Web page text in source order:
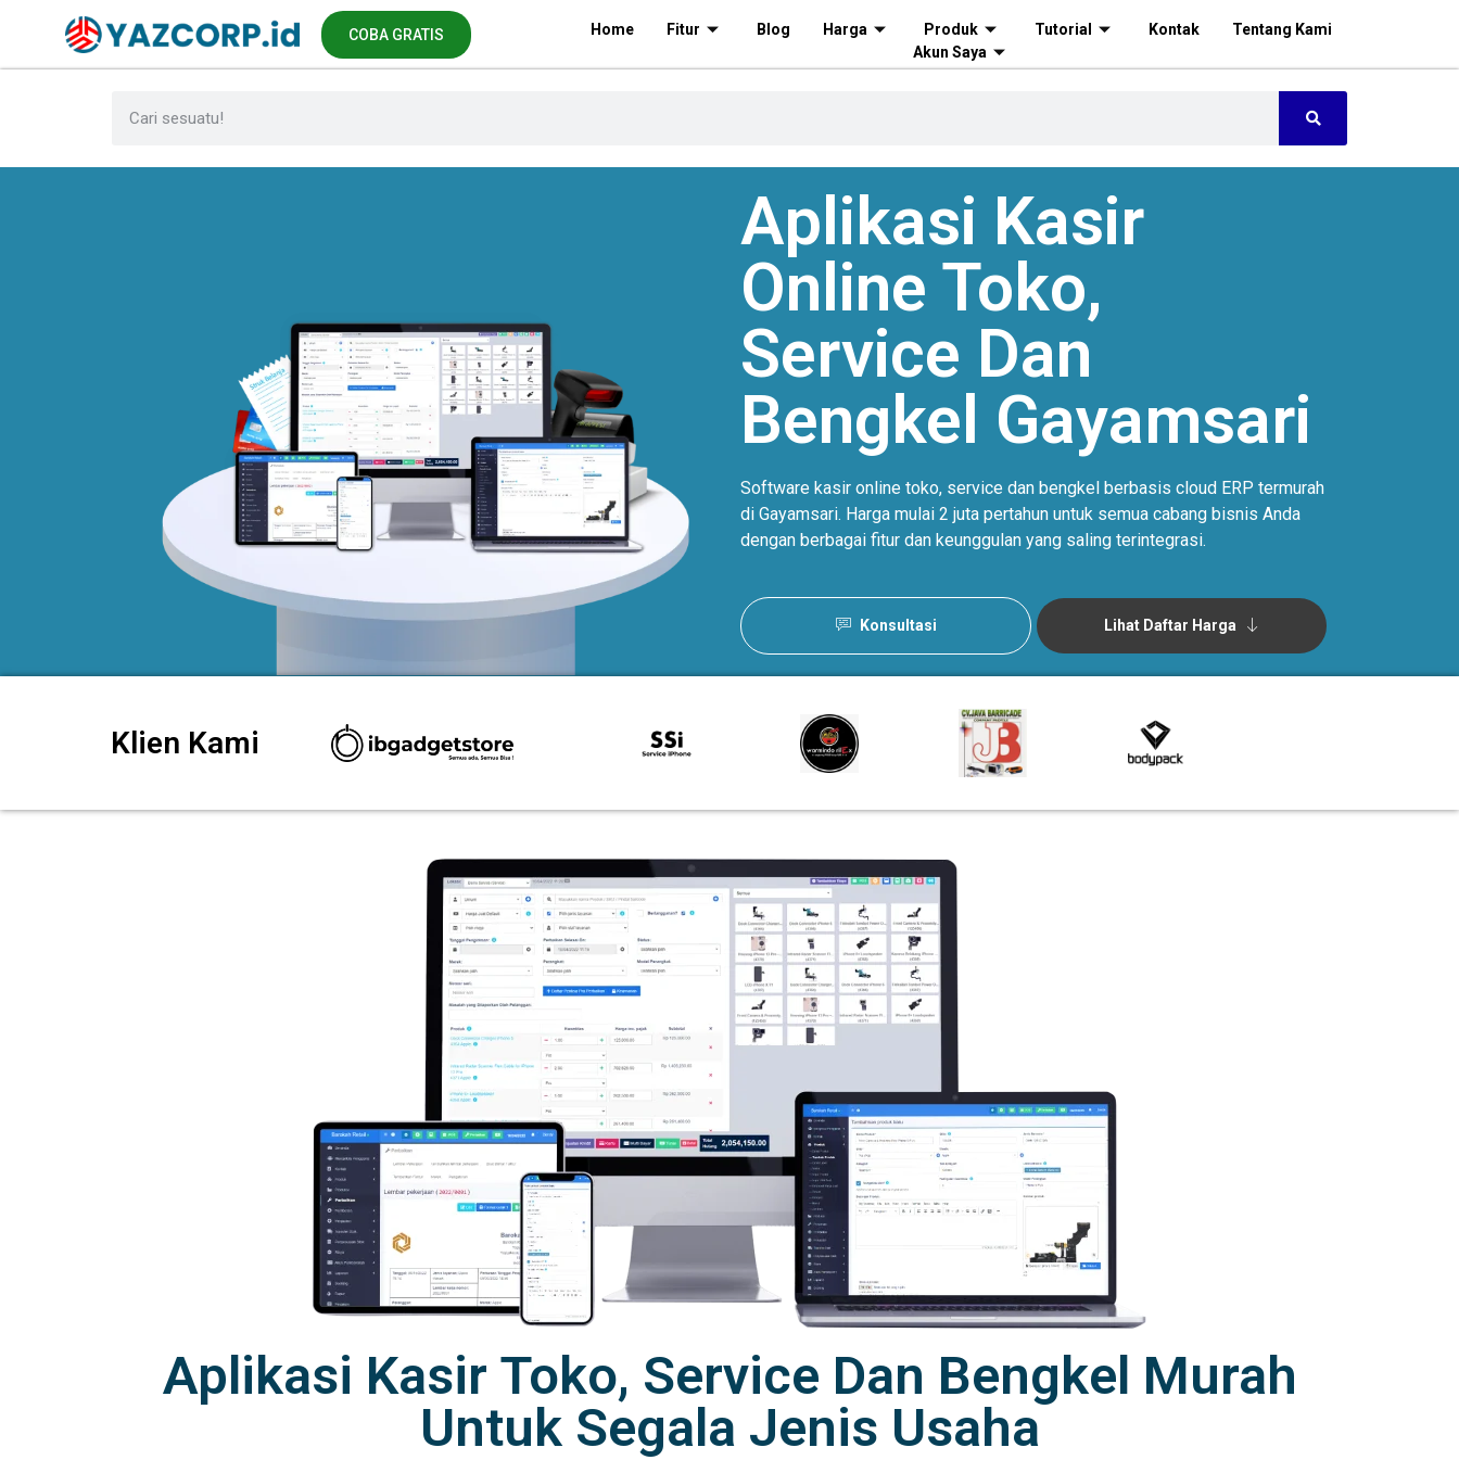
COBA GRATIS Home Fitur Blog Harga Produk Tutorial Kontak
Tentang Kami
Akun Saya
Aplikasi Kasir
Online Toko,
Service Dan
Bengkel Gayamsari
Software kasir online toko, service dan bengkel berbasis cloud ERP termurah
di Gayamsari. Harga mulai 2 juta pertahun untuk semua cabang bisnis Anda
dengan berbagai fitur dan keunggulan yang saling terintegrasi.
Konsultasi Lihat Daftar Harga
Klien Kami
Aplikasi Kasir Toko, Service Dan Bengkel Murah
Untuk Segala Jenis Usaha